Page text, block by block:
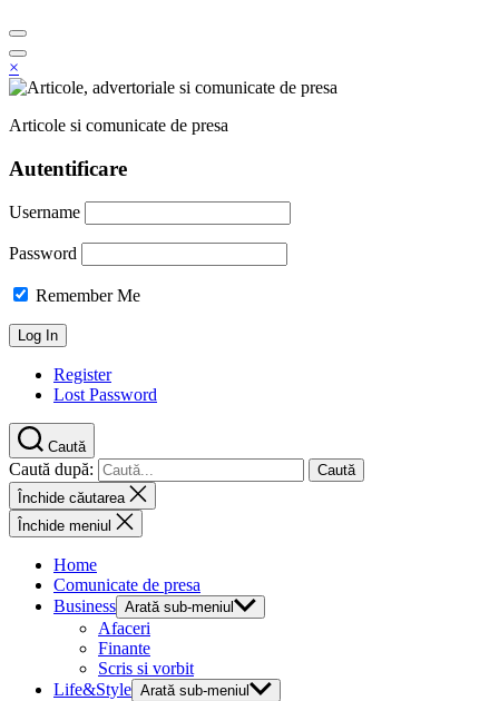
×
Articole si comunicate de presa
Autentificare
Username
Password
Remember Me
Register
Lost Password
Caută
Caută după:
Închide căutarea
Închide meniul
Home
Comunicate de presa
Business Arată sub-meniul
Afaceri
Finante
Scris si vorbit
Life&Style Arată sub-meniul